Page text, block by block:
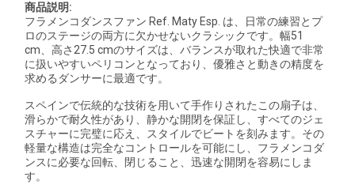
商品説明:
フラメンコダンスファン Ref. Maty Esp. は、日常の練習とプ
ロのステージの両方に欠かせないクラシックです。幅51
cm、高さ27.5 cmのサイズは、バランスが取れた快適で非常
に扱いやすいペリコンとなっており、優雅さと動きの精度を
求めるダンサーに最適です。
スペインで伝統的な技術を用いて手作りされたこの扇子は、
滑らかで耐久性があり、静かな開閉を保証し、すべてのジェ
スチャーに完璧に応え、スタイルでビートを刻みます。その
軽量な構造は完全なコントロールを可能にし、フラメンコダ
ンスに必要な回転、閉じること、迅速な開閉を容易にしま
す。